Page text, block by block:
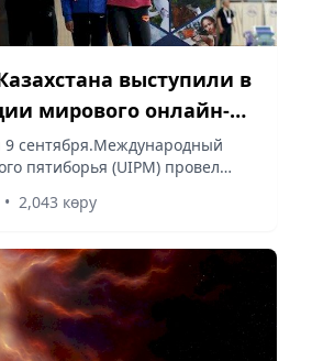
выступили в
мирового онлайн-
9 сентября.Международный
пятиборья (UIPM) провел
из лазерного
• 2,043 көру